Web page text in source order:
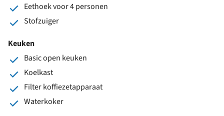
Eethoek voor 4 personen
Stofzuiger
Keuken
Basic open keuken
Koelkast
Filter koffiezetapparaat
Waterkoker